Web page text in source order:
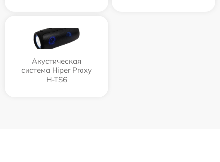
Акустическая
система Hiper Proxy
H-TS6